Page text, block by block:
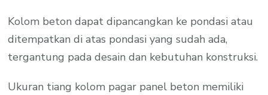
Kolom beton dapat dipancangkan ke pondasi atau
ditempatkan di atas pondasi yang sudah ada,
tergantung pada desain dan kebutuhan konstruksi.
Ukuran tiang kolom pagar panel beton memiliki